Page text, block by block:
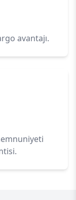
avantajı.